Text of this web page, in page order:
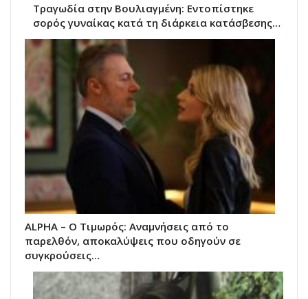
Τραγωδία στην Βουλιαγμένη: Εντοπίστηκε
σορός γυναίκας κατά τη διάρκεια κατάσβεσης…
ALPHA – Ο Τιμωρός: Αναμνήσεις από το
παρελθόν, αποκαλύψεις που οδηγούν σε
συγκρούσεις…